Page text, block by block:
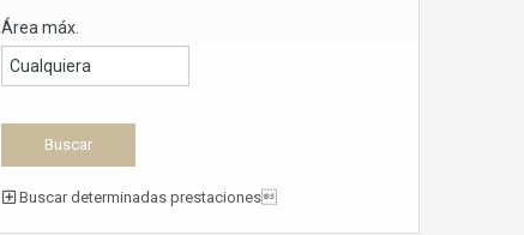
Área máx.
Buscar determinadas prestaciones